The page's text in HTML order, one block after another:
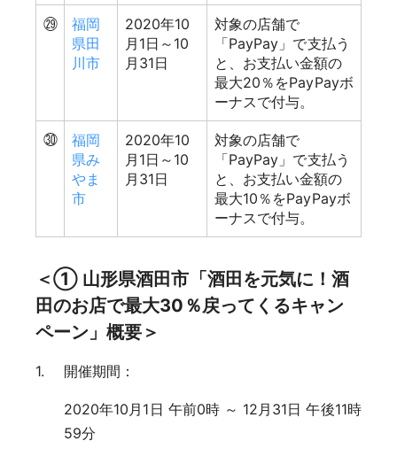
㉙
福岡
県田
川市
2020年10
月1日～10
月31日
対象の店舗で
「PayPay」で支払う
と、お支払い金額の
最大20％をPayPayボ
ーナスで付与。
㉚
福岡
県み
やま
市
2020年10
月1日～10
月31日
対象の店舗で
「PayPay」で支払う
と、お支払い金額の
最大10％をPayPayボ
ーナスで付与。
＜① 山形県酒田市「酒田を元気に！酒
田のお店で最大30％戻ってくるキャン
ペーン」概要＞
開催期間：
2020年10月1日 午前0時 ～ 12月31日 午後11時
59分